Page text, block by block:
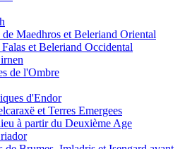
de Maedhros et Beleriand Oriental
et Beleriand Occidental
de l'Ombre
d'Endor
et Terres Emergees
à partir du Deuxième Age